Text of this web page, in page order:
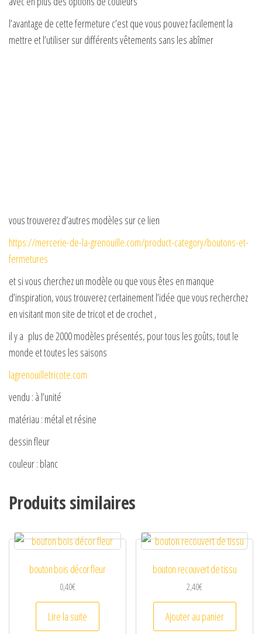
l’avantage de cette fermeture c’est que vous pouvez facilement la
mettre et l’utiliser sur différents vêtements sans les abîmer
vous trouverez d’autres modèles sur ce lien
https://mercerie-de-la-grenouille.com/product-category/boutons-et-
fermetures
et si vous cherchez un modèle ou que vous êtes en manque
d’inspiration, vous trouverez certainement l’idée que vous recherchez
en visitant mon site de tricot et de crochet ,
il y a plus de 2000 modèles présentés, pour tous les goûts, tout le
monde et toutes les saisons
lagrenouilletricote.com
vendu : à l’unité
matériau : métal et résine
dessin fleur
couleur : blanc
Produits similaires
bouton bois décor fleur
0,40€
Lire la suite
bouton recouvert de tissu
2,40€
Ajouter au panier